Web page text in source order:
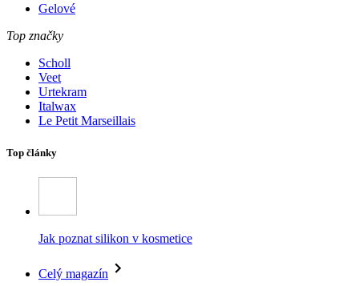
Gelové
Top značky
Scholl
Veet
Urtekram
Italwax
Le Petit Marseillais
Top články
Jak poznat silikon v kosmetice
Celý magazín